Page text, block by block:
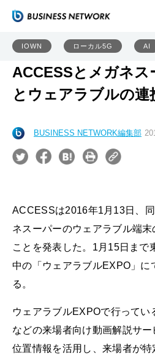
IOWN ローカル5G AI
ACCESSとメガネ
とウェアラブルの連
BUSINESS NETWORK編集部
ACCESSは2016年1月13日、
ネスーパーのウェアラブル端
ことを発表した。1月15日まで
中の「ウェアラブルEXPO」に
る。
ウェアラブルEXPOで行ってい
などの来場者向け動画解説サ
位置情報を活用し、来場者が